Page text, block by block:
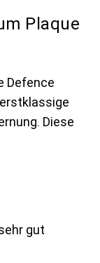
Plaque
Defence
Diese
gut